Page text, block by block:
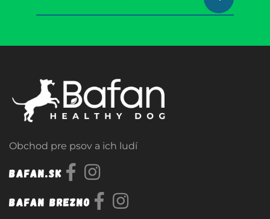
Obchod pre psov a ich ludí
Bafan.sk
Bafan Brezno